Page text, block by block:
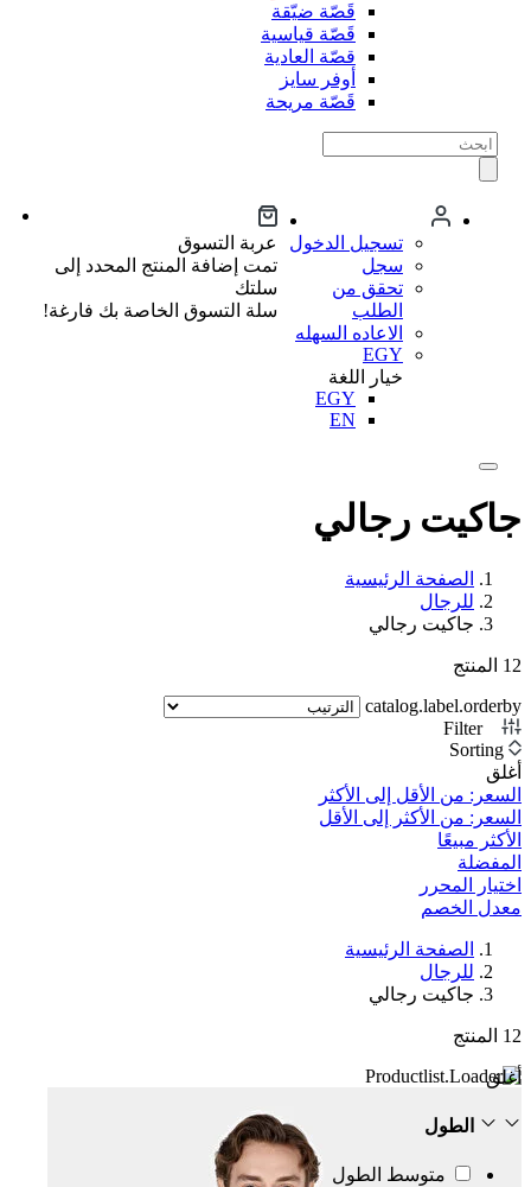
قَصّة ضيّقة
قَصّة قياسية
قصّة العادية
أوفر سايز
قَصّة مريحة
تسجيل الدخول
سجل
تحقق من
الطلب
الاعاده السهله
EGY
خيار اللغة
EGY
EN
عربة التسوق
تمت إضافة المنتج المحدد إلى
سلتك
سلة التسوق الخاصة بك فارغة!
جاكيت رجالي
الصفحة الرئيسية
للرجال
جاكيت رجالي
12 المنتج
catalog.label.orderby
Filter
Sorting
أغلق
السعر: من الأقل إلى الأكثر
السعر: من الأكثر إلى الأقل
الأكثر مبيعًا
المفضلة
اختيار المحرر
معدل الخصم‎
الصفحة الرئيسية
للرجال
جاكيت رجالي
12 المنتج
أغلق
الطول
متوسط الطول